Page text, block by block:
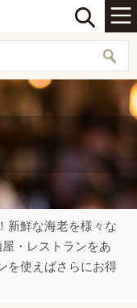
新鮮な海老を様々な
・レストランをあ
を使えばさらにお得